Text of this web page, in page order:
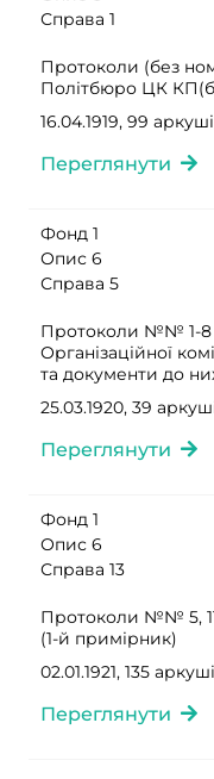
Справа 1
Протоколи (без
Політбюро ЦК
16.04.1919, 99
Переглянути
Фонд 1
Опис 6
Справа 5
Протоколи №№ 1-8
Організаційної
та документи до
25.03.1920, 39
Переглянути
Фонд 1
Опис 6
Справа 13
Протоколи №№ 5,
(1-й примірник)
02.01.1921, 135
Переглянути